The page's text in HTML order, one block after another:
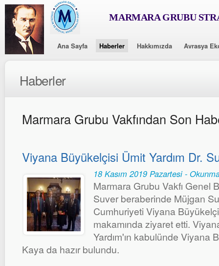
MARMARA GRUBU
Ana Sayfa Haberler Hakkımızda Avrasya
Haberler
Marmara Grubu Vakfından Son
Viyana Büyükelçisi Ümit Yardım Dr.
18 Kasım 2019 Pazartesi -
Marmara Grubu Vakfı Genel
Suver beraberinde Müjgan
Cumhuriyeti Viyana
makamında ziyaret etti.
Yardım'ın kabulünde Viyana
Kaya da hazır bulundu.